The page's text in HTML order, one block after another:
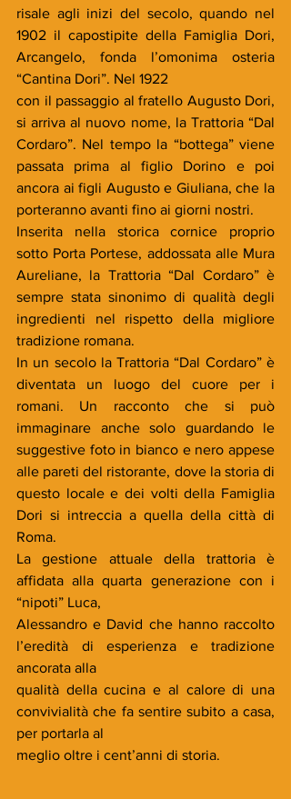
risale agli inizi del secolo, quando nel
1902 il capostipite della Famiglia Dori,
Arcangelo, fonda l’omonima osteria
“Cantina Dori”. Nel 1922
con il passaggio al fratello Augusto Dori,
si arriva al nuovo nome, la Trattoria “Dal
Cordaro”. Nel tempo la “bottega” viene
passata prima al figlio Dorino e poi
ancora ai figli Augusto e Giuliana, che la
porteranno avanti fino ai giorni nostri.
Inserita nella storica cornice proprio
sotto Porta Portese, addossata alle Mura
Aureliane, la Trattoria “Dal Cordaro” è
sempre stata sinonimo di qualità degli
ingredienti nel rispetto della migliore
tradizione romana.
In un secolo la Trattoria “Dal Cordaro” è
diventata un luogo del cuore per i
romani. Un racconto che si può
immaginare anche solo guardando le
suggestive foto in bianco e nero appese
alle pareti del ristorante, dove la storia di
questo locale e dei volti della Famiglia
Dori si intreccia a quella della città di
Roma.
La gestione attuale della trattoria è
affidata alla quarta generazione con i
“nipoti” Luca,
Alessandro e David che hanno raccolto
l’eredità di esperienza e tradizione
ancorata alla
qualità della cucina e al calore di una
convivialità che fa sentire subito a casa,
per portarla al
meglio oltre i cent’anni di storia.